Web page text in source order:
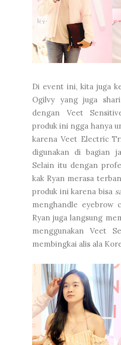
Di event ini, kita juga
Ogilvy yang juga
dengan Veet
produk ini ngga hanya
karena Veet Electric
digunakan di bagian
Selain itu dengan
kak Ryan merasa
produk ini karena bisa
menghandle eyebrow
Ryan juga langsung
menggunakan Veet
membingkai alis ala